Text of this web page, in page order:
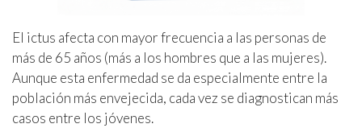
El ictus afecta con mayor frecuencia a las personas de
más de 65 años (más a los hombres que a las mujeres).
Aunque esta enfermedad se da especialmente entre la
población más envejecida, cada vez se diagnostican más
casos entre los jóvenes.